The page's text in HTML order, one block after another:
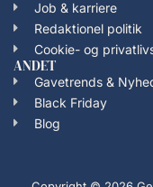
Job & karriere
Redaktionel politik
Cookie- og
ANDET
Gavetrends &
Black Friday
Blog